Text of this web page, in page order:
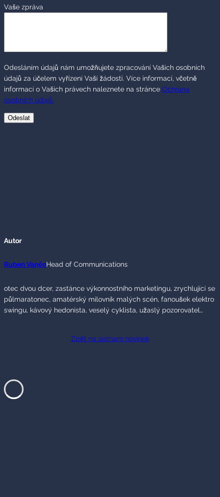
Vaše zpráva
Odesláním údajů nám umožňujete zpracování Vašich osobních
údajů za účelem vyřízení Vaší žádosti. Více informací, včetně
informací o Vašich právech naleznete na stránce Ochrana
osobních údajů.
Autor
Ruben VančoHead of Communications
otec dvou dcer, zastánce výkonnostního marketingu, zrychlující se
půlmaratonec, amatérský milovník malých scén, fanoušek elektro
swingu, kávový hedonista, veselý cyklista, užaslý pozorovatel…
Zpět na seznam novinek